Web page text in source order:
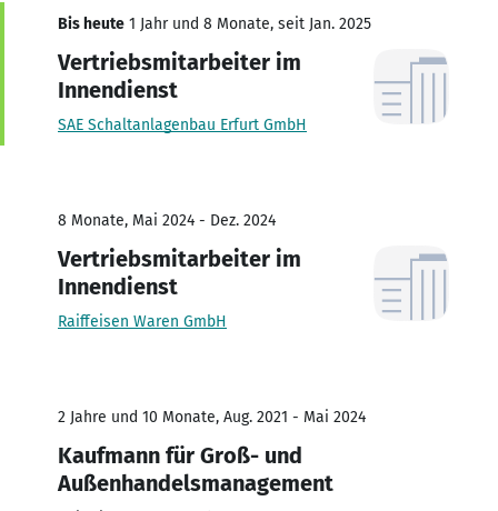
Bis heute 1 Jahr und 8 Monate, seit Jan. 2025
Vertriebsmitarbeiter im
Innendienst
SAE Schaltanlagenbau Erfurt GmbH
8 Monate, Mai 2024 - Dez. 2024
Vertriebsmitarbeiter im
Innendienst
Raiffeisen Waren GmbH
2 Jahre und 10 Monate, Aug. 2021 - Mai 2024
Kaufmann für Groß- und
Außenhandelsmanagement